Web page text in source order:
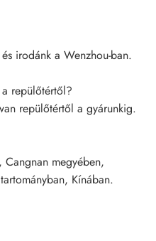
irodánk a Wenzhou-ban.
repülőtértől?
repülőtértől a gyárunkig.
Cangnan megyében,
Kínában.